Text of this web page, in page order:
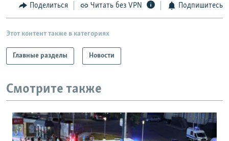
Поделиться Читать без VPN Подпишитесь
Этот контент также в категориях
Главные разделы Новости
Смотрите также